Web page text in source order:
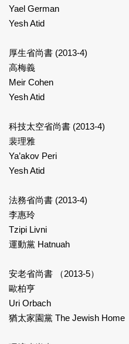
Yael German
Yesh Atid
厚生省尚書 (2013-4)
高梅義
Meir Cohen
Yesh Atid
科技太空省尚書 (2013-4)
裴理雅
Ya’akov Peri
Yesh Atid
法務省尚書 (2013-4)
李惠玲
Tzipi Livni
運動黨 Hatnuah
安老省尚書 （2013-5）
歐柏亨
Uri Orbach
猶太家園黨 The Jewish Home